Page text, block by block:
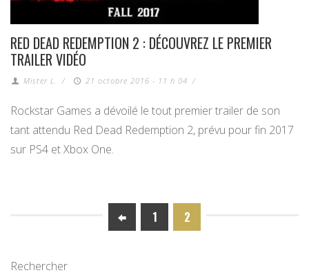
RED DEAD REDEMPTION 2 : DÉCOUVREZ LE PREMIER
TRAILER VIDÉO
Mister L. / 21 octobre 2016 - 11 h 04 /
Rockstar Games a dévoilé le tout premier trailer de son
tant attendu Red Dead Redemption 2, prévu pour fin 2017
sur PS4 et Xbox One.
1 2
Rechercher